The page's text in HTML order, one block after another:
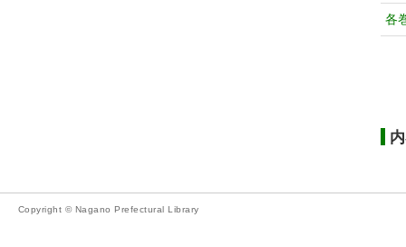
各
Copyright © Nagano Prefectural Library